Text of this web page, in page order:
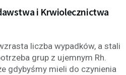
i Krwiolecznictwa
liczba wypadków, a stali
grup z ujemnym Rh.
gdybyśmy mieli do czynienia